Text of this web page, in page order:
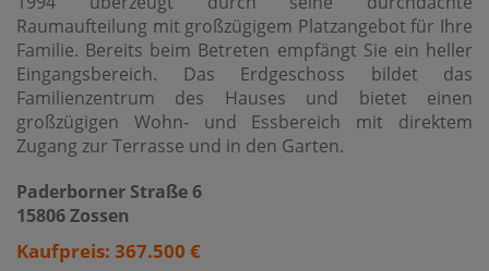
Raumaufteilung mit großzügigem Platzangebot für Ihre
Familie. Bereits beim Betreten empfängt Sie ein heller
Eingangsbereich. Das Erdgeschoss bildet das
Familienzentrum des Hauses und bietet einen
großzügigen Wohn- und Essbereich mit direktem
Zugang zur Terrasse und in den Garten.
Paderborner Straße 6
15806 Zossen
Kaufpreis: 367.500 €